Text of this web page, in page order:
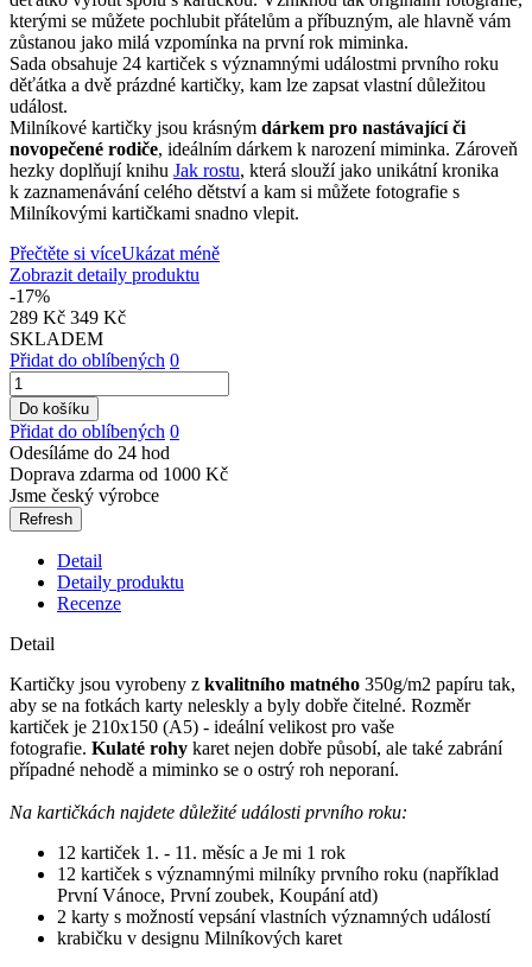
kterými se můžete pochlubit přátelům a příbuzným, ale hlavně vám
zůstanou jako milá vzpomínka na první rok miminka.
Sada obsahuje 24 kartiček s významnými událostmi prvního roku
děťátka a dvě prázdné kartičky, kam lze zapsat vlastní důležitou
událost.
Milníkové kartičky jsou krásným dárkem pro nastávající či
novopečené rodiče, ideálním dárkem k narození miminka. Zároveň
hezky doplňují knihu Jak rostu, která slouží jako unikátní kronika
k zaznamenávání celého dětství a kam si můžete fotografie s
Milníkovými kartičkami snadno vlepit.
Přečtěte si víceUkázat méně
Zobrazit detaily produktu
-17%
289 Kč 349 Kč
SKLADEM
Přidat do oblíbených 0
Do košíku
Přidat do oblíbených 0
Odesíláme do 24 hod
Doprava zdarma od 1000 Kč
Jsme český výrobce
Detail
Detaily produktu
Recenze
Detail
Kartičky jsou vyrobeny z kvalitního matného 350g/m2 papíru tak,
aby se na fotkách karty neleskly a byly dobře čitelné. Rozměr
kartiček je 210x150 (A5) - ideální velikost pro vaše
fotografie. Kulaté rohy karet nejen dobře působí, ale také zabrání
případné nehodě a miminko se o ostrý roh neporaní.
Na kartičkách najdete důležité události prvního roku:
12 kartiček 1. - 11. měsíc a Je mi 1 rok
12 kartiček s významnými milníky prvního roku (například
První Vánoce, První zoubek, Koupání atd)
2 karty s možností vepsání vlastních významných událostí
krabičku v designu Milníkových karet